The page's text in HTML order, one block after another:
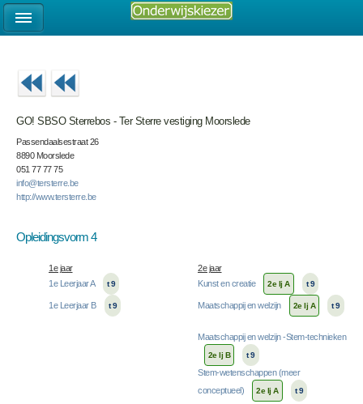
GO! SBSO Sterrebos - Ter Sterre vestiging Moorslede
Passendaalsestraat 26
8890 Moorslede
051 77 77 75
info@tersterre.be
http://www.tersterre.be
Opleidingsvorm 4
1e jaar
2e jaar
1e Leerjaar A
t 9
1e Leerjaar B t 9
Kunst en creatie 2e lj A t 9
Maatschappij en welzijn 2e lj A t 9
Maatschappij en welzijn -Stem-technieken
2e lj B t 9
Stem-wetenschappen (meer
conceptueel)
2e lj A t 9